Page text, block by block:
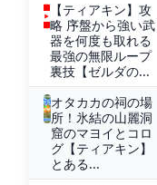
【ティアキン】攻
略 序盤から強い武
器を何度も取れる
最強の無限ループ
裏技【ゼルダの...
オタカカの祠の場
所！氷結の山麗洞
窟のマヨイとコロ
グ【ティアキン】
とある...